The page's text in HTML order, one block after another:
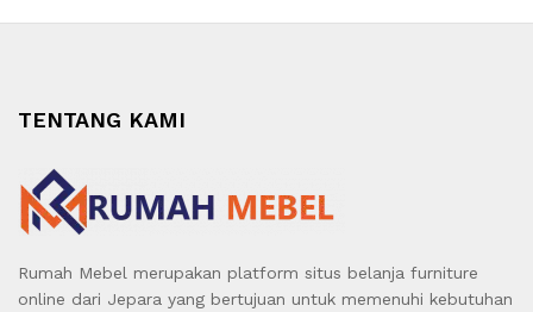
TENTANG KAMI
Rumah Mebel merupakan platform situs belanja furniture
online dari Jepara yang bertujuan untuk memenuhi kebutuhan